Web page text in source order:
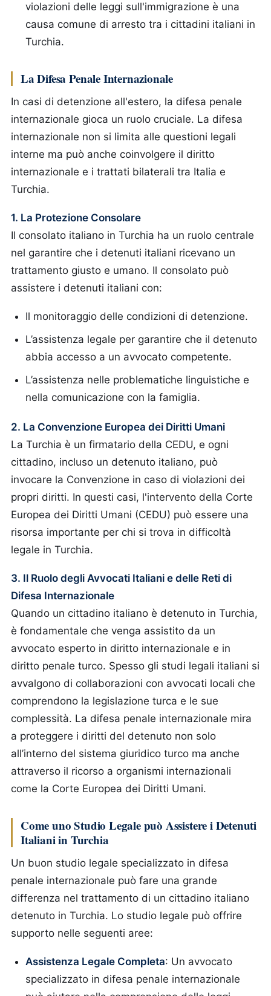
violazioni delle leggi sull'immigrazione è una
causa comune di arresto tra i cittadini italiani in
Turchia.
La Difesa Penale Internazionale
In casi di detenzione all'estero, la difesa penale
internazionale gioca un ruolo cruciale. La difesa
internazionale non si limita alle questioni legali
interne ma può anche coinvolgere il diritto
internazionale e i trattati bilaterali tra Italia e
Turchia.
1. La Protezione Consolare
Il consolato italiano in Turchia ha un ruolo centrale
nel garantire che i detenuti italiani ricevano un
trattamento giusto e umano. Il consolato può
assistere i detenuti italiani con:
Il monitoraggio delle condizioni di detenzione.
L’assistenza legale per garantire che il detenuto
abbia accesso a un avvocato competente.
L’assistenza nelle problematiche linguistiche e
nella comunicazione con la famiglia.
2. La Convenzione Europea dei Diritti Umani
La Turchia è un firmatario della CEDU, e ogni
cittadino, incluso un detenuto italiano, può
invocare la Convenzione in caso di violazioni dei
propri diritti. In questi casi, l'intervento della Corte
Europea dei Diritti Umani (CEDU) può essere una
risorsa importante per chi si trova in difficoltà
legale in Turchia.
3. Il Ruolo degli Avvocati Italiani e delle Reti di
Difesa Internazionale
Quando un cittadino italiano è detenuto in Turchia,
è fondamentale che venga assistito da un
avvocato esperto in diritto internazionale e in
diritto penale turco. Spesso gli studi legali italiani si
avvalgono di collaborazioni con avvocati locali che
comprendono la legislazione turca e le sue
complessità. La difesa penale internazionale mira
a proteggere i diritti del detenuto non solo
all’interno del sistema giuridico turco ma anche
attraverso il ricorso a organismi internazionali
come la Corte Europea dei Diritti Umani.
Come uno Studio Legale può Assistere i Detenuti
Italiani in Turchia
Un buon studio legale specializzato in difesa
penale internazionale può fare una grande
differenza nel trattamento di un cittadino italiano
detenuto in Turchia. Lo studio legale può offrire
supporto nelle seguenti aree:
Assistenza Legale Completa: Un avvocato
specializzato in difesa penale internazionale